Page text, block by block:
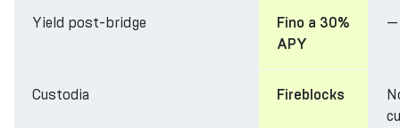
Yield post-bridge
Fino a 30%
APY
—
Custodia Fireblocks